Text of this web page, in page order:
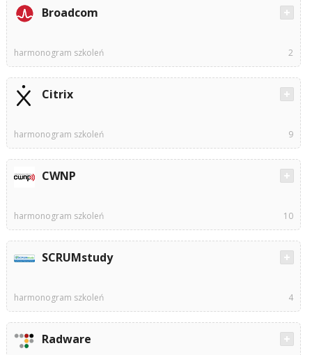
Broadcom
harmonogram szkoleń 2
Citrix
harmonogram szkoleń 9
CWNP
harmonogram szkoleń 10
SCRUMstudy
harmonogram szkoleń 4
Radware